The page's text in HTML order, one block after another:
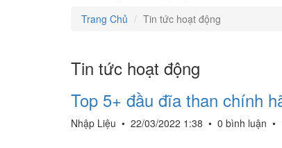
Trang Chủ
Tin tức hoạt động
Tin tức hoạt động
Top 5+ đầu đĩa than chính
Nhập Liệu • 22/03/2022 1:38 • 0 bình luận •